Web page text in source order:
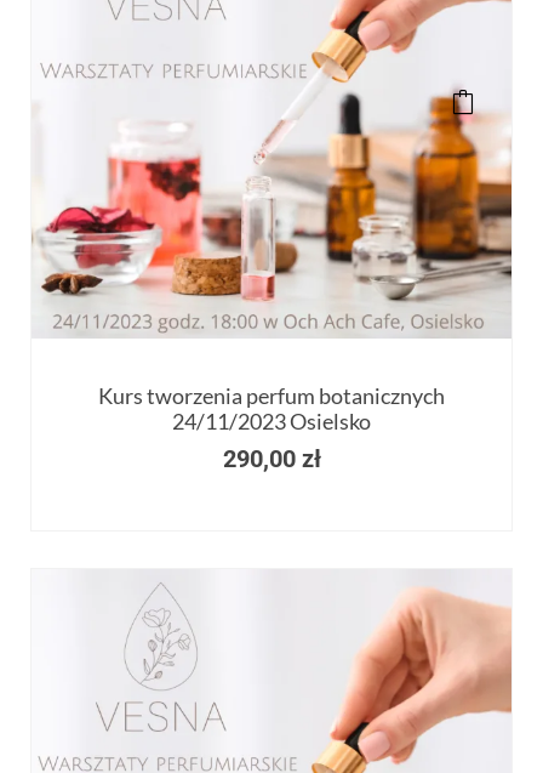
Kurs tworzenia perfum botanicznych
24/11/2023 Osielsko
290,00 zł